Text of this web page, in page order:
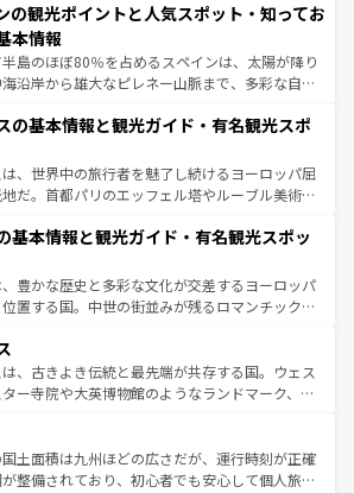
スカーナの美しい田園風景やアマルフィ海岸の絶
然景観も見逃せない。観光の合間には、本場の
スタなど、絶品のイタリア料理を堪能することも
目覚めてから夜眠るまで、すべての瞬間を楽し
のイタリア情報はコンテンツ一覧を参照してほ
の観光ポイントと人気スポット・知ってお
本情報
島のほぼ80％を占めるスペインは、太陽が降り
沿岸から雄大なピレネー山脈まで、多彩な自然
くこの国では、情熱的なフラメンコ、熱気あふ
そして美味しいタパスが生活の一部となってい
ドリードの洗練された雰囲気や、バルセロナの
れた街角から、地方では古代ローマ遺跡や中世
方によって風土や気候が異なるスペインはその個
覧 を参照してほしい。
の基本情報と観光ガイド・有名観光スポ
、世界中の旅行者を魅了し続けるヨーロッパ屈
だ。首都パリのエッフェル塔やルーブル美術館
い魅力が詰まっている。華麗な宮殿、歴史的な大
しいビーチ、そして豊かな自然が、訪れる者を心
する。また、フランスは美食の国としても知ら
ス料理はユネスコ無形文化遺産にも登録されて
ベンダー畑など、多彩な楽しみ方が可能だ。さ
リ以外の地域にも魅力が溢れており、どの街角に
史と文化が息づいている。パリ以外の個性あふ
ほしい。
基本情報と観光ガイド・有名観光スポッ
、豊かな歴史と多彩な文化が交差するヨーロッパ
置する国。中世の街並みが残るロマンチック街
の国は、どこを歩いても飽きることがない。ベ
化的活気、バイエルン州のアルプスの絶景、そ
ン川沿いのワイン畑といった風景は必見。ビール
な人にはぜひ体験してほしい。 なお、新着の
はコンテンツ一覧を参照してほしい。
、古きよき伝統と最先端が共存する国。ウェス
ター寺院や大英博物館のようなランドマーク、歴
異なる魅力がある。また、優雅なアフタヌーン
ビール好きにはたまらない英国パブ、サッカー観
場だからこそできる体験も豊富。イギリスを旅
国土面積は九州ほどの広さだが、運行時刻が正確
整備されており、初心者でも安心して個人旅行